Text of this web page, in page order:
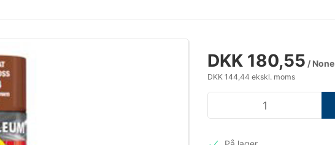
DKK 180,55 / None
DKK 144,44 ekskl. moms